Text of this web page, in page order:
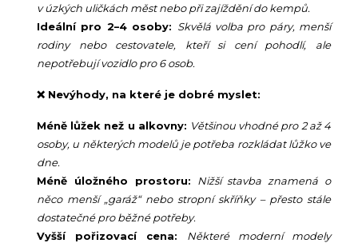
v úzkých uličkách měst nebo při zajíždění do kempů.
Ideální pro 2–4 osoby: Skvělá volba pro páry, menší
rodiny nebo cestovatele, kteří si cení pohodlí, ale
nepotřebují vozidlo pro 6 osob.
❌ Nevýhody, na které je dobré myslet:
Méně lůžek než u alkovny: Většinou vhodné pro 2 až 4
osoby, u některých modelů je potřeba rozkládat lůžko ve
dne.
Méně úložného prostoru: Nižší stavba znamená o
něco menší „garáž“ nebo stropní skříňky – přesto stále
dostatečné pro běžné potřeby.
Vyšší pořizovací cena: Některé moderní modely